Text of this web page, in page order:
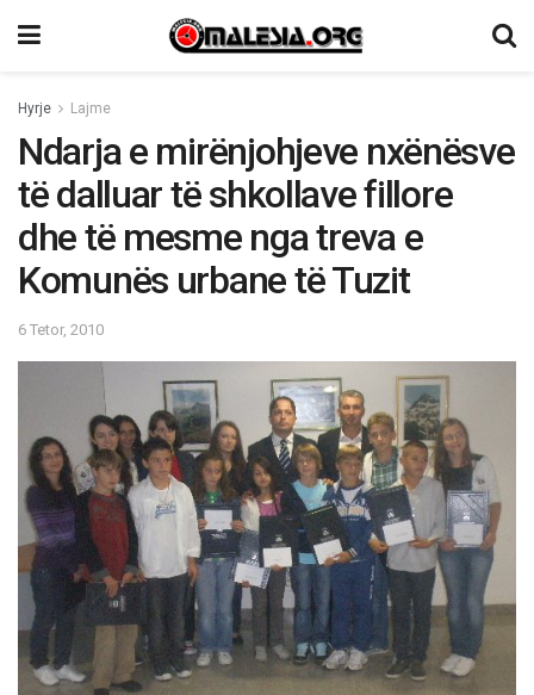
Hyrje Lajme
Ndarja e mirënjohjeve nxënësve
të dalluar të shkollave fillore
dhe të mesme nga treva e
Komunës urbane të Tuzit
6 Tetor, 2010